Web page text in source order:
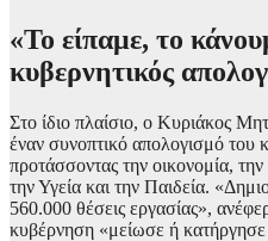
«Το είπαμε, το
κυβερνητικός
Στο ίδιο πλαίσιο, ο Κυριάκος
έναν συνοπτικό απολογισμό του
προτάσσοντας την οικονομία,
την Υγεία και την Παιδεία.
560.000 θέσεις εργασίας»,
κυβέρνηση «μείωσε ή